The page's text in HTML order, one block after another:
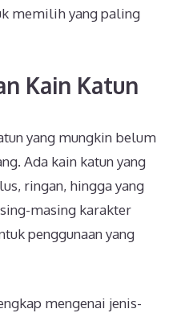
memilih yang paling
Kain Katun
yang mungkin belum
Ada kain katun yang
ringan, hingga yang
masing karakter
penggunaan yang
mengenai jenis-